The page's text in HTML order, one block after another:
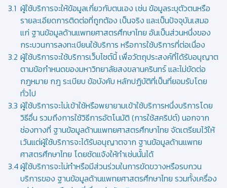
ผู้ใช้บริการจะให้ข้อมูลเกี่ยวกับตนเอง เช่น ข้อมูลระบุตัวตนหรือ
รายละเอียดการติดต่อที่ถูกต้อง เป็นจริง และเป็นปัจจุบันเสมอ
แก่ ฐานข้อมูลด้านแพทยศาสตรศึกษาไทย อันเป็นส่วนหนึ่งของ
กระบวนการลงทะเบียนใช้บริการ หรือการใช้บริการที่ต่อเนื่อง
ผู้ใช้บริการจะใช้บริการเว็บไซต์นี้ เพื่อวัตถุประสงค์ที่ได้รับอนุญาต
ตามข้อกำหนดของมหาวิทยาลัยสงขลานครินทร์ และไม่ขัดต่อ
กฎหมาย กฎ ระเบียบ ข้อบังคับ หลักปฏิบัติที่เป็นที่ยอมรับโดย
ทั่วไป
ผู้ใช้บริการจะไม่เข้าใช้หรือพยายามเข้าใช้บริการหนึ่งบริการโดย
วิธีอื่น รวมถึงการใช้วิธีการอัตโนมัติ (การใช้สคริปต์) นอกจาก
ช่องทางที่ ฐานข้อมูลด้านแพทยศาสตรศึกษาไทย จัดเตรียมไว้ให้
เว้นแต่ผู้ใช้บริการจะได้รับอนุญาตจาก ฐานข้อมูลด้านแพทย
ศาสตรศึกษาไทย โดยชัดแจ้งให้ทำเช่นนั้นได้
ผู้ใช้บริการจะไม่ทำหรือมีส่วนร่วมในการขัดขวางหรือรบกวน
บริการของ ฐานข้อมูลด้านแพทยศาสตรศึกษาไทย รวมทั้งเครื่อง